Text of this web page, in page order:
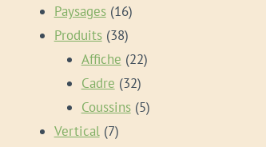
Paysages 1616
produits
Produits 3838
produits
Affiche 2222
Cadre 3232
produits
Coussins 55
Vertical 77